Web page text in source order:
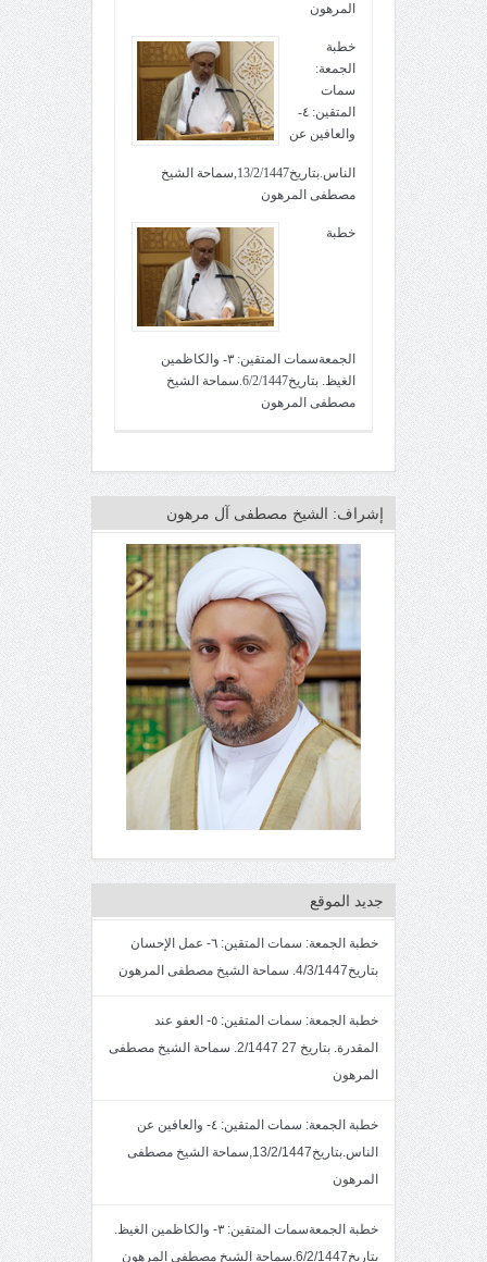
المرهون
خطبة
الجمعة:
سمات
المتقين: ٤-
والعافين عن
الناس.بتاريخ13/2/1447,سماحة الشيخ
مصطفى المرهون
خطبة
الجمعةسمات المتقين: ٣- والكاظمين
الغيظ. بتاريخ6/2/1447.سماحة الشيخ
مصطفى المرهون
إشراف: الشيخ مصطفى آل مرهون
جديد الموقع
خطبة الجمعة: سمات المتقين: ٦- عمل الإحسان
بتاريخ4/3/1447. سماحة الشيخ مصطفى المرهون
خطبة الجمعة: سمات المتقين: ٥- العفو عند
المقدرة. بتاريخ 27 2/1447. سماحة الشيخ مصطفى
المرهون
خطبة الجمعة: سمات المتقين: ٤- والعافين عن
الناس.بتاريخ13/2/1447,سماحة الشيخ مصطفى
المرهون
خطبة الجمعةسمات المتقين: ٣- والكاظمين الغيظ.
بتاريخ6/2/1447.سماحة الشيخ مصطفى المرهون